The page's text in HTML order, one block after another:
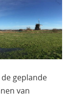
geplande
van